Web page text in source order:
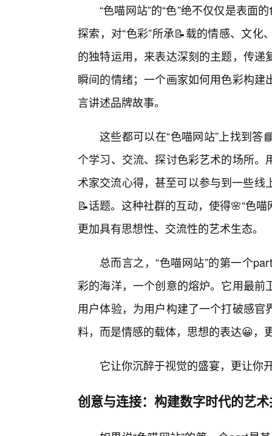
“色喵网站”的“色”绝不仅仅是表面
探索，对“色彩”所承📝载的情感、文
的独特运用，来表达深刻的主题，传
瞬间的情绪；一个画家如何用色彩构
言讲述品牌故事。
这些都可以在“色喵网站”上找到
个学习、交流、探讨色彩艺术的场所
术家交流心得，甚至可以参与到一些
📝话题。这种社群的互动，使得🌸“色
更加具有思想性、交流性的艺术生态。
总而言之，“色喵网站”的第一个
彩的海洋，一个创意的熔炉。它用最
用户体验，为用户构建了一个打破感
料，而是情感的载体，思想的表达😀，
它让你沉醉于视觉的盛宴，更让你
创意与连接：构建数字时代的艺